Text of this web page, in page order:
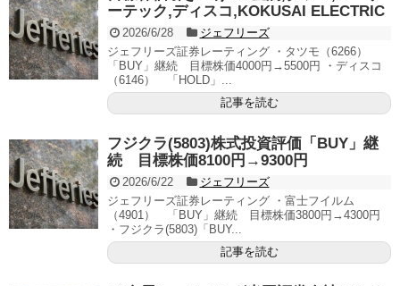
ーテック,ディスコ,KOKUSAI ELECTRIC
2026/6/28
ジェフリーズ
ジェフリーズ証券レーティング ・タツモ（6266）
「BUY」継続 目標株価4000円→5500円 ・ディスコ
（6146） 「HOLD」...
記事を読む
フジクラ(5803)株式投資評価「BUY」継
続 目標株価8100円→9300円
2026/6/22
ジェフリーズ
ジェフリーズ証券レーティング ・富士フイルム
（4901） 「BUY」継続 目標株価3800円→4300円
・フジクラ(5803)「BUY...
記事を読む